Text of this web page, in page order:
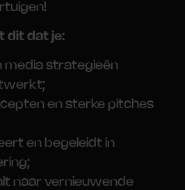
dit dat je:
media strategieën
en sterke pitches
en begeleidt in
naar vernieuwende